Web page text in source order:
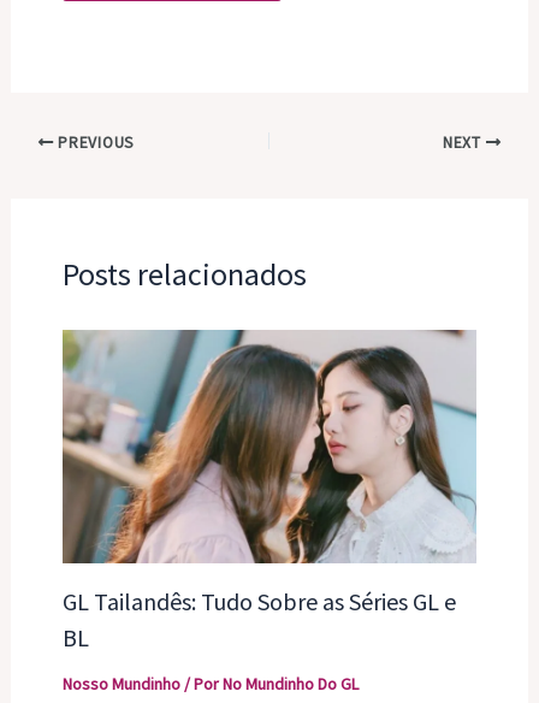
PREVIOUS NEXT
Posts relacionados
GL Tailandês: Tudo Sobre as Séries GL e
BL
Nosso Mundinho/ PorNo Mundinho Do GL